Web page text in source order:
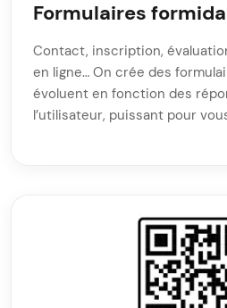
Formulaires
Contact, inscription,
en ligne… On crée des
évoluent en fonction des
l’utilisateur, puissant pour